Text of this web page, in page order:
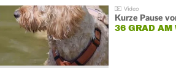
Kurze Pause
36 GRAD AM